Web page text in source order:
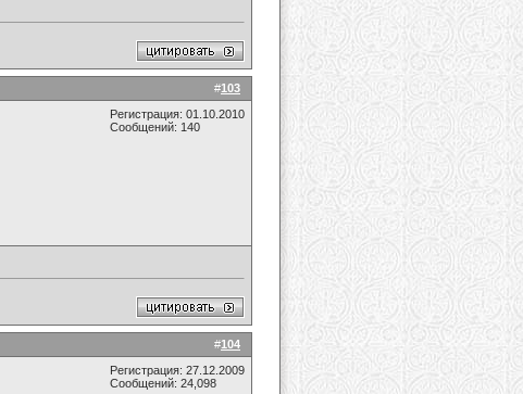
#103
Регистрация: 01.10.2010
Сообщений: 140
#104
Регистрация: 27.12.2009
Сообщений: 24,098